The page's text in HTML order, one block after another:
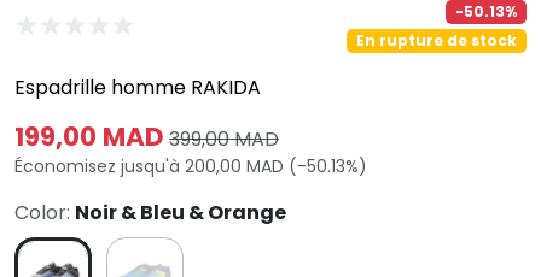
-50.13%
En rupture de stock
Espadrille homme RAKIDA
199,00 MAD 399,00 MAD
Économisez jusqu'à 200,00 MAD (-50.13%)
Color: Noir & Bleu & Orange